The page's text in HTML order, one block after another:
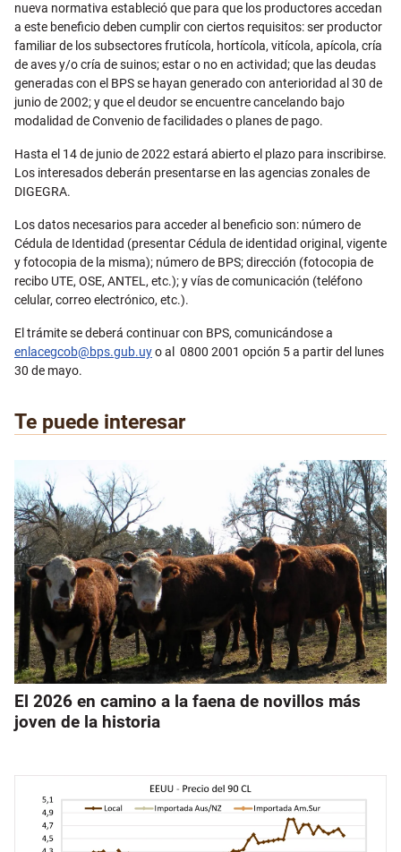
nueva normativa estableció que para que los productores accedan
a este beneficio deben cumplir con ciertos requisitos: ser productor
familiar de los subsectores frutícola, hortícola, vitícola, apícola, cría
de aves y/o cría de suinos; estar o no en actividad; que las deudas
generadas con el BPS se hayan generado con anterioridad al 30 de
junio de 2002; y que el deudor se encuentre cancelando bajo
modalidad de Convenio de facilidades o planes de pago.
Hasta el 14 de junio de 2022 estará abierto el plazo para inscribirse.
Los interesados deberán presentarse en las agencias zonales de
DIGEGRA.
Los datos necesarios para acceder al beneficio son: número de
Cédula de Identidad (presentar Cédula de identidad original, vigente
y fotocopia de la misma); número de BPS; dirección (fotocopia de
recibo UTE, OSE, ANTEL, etc.); y vías de comunicación (teléfono
celular, correo electrónico, etc.).
El trámite se deberá continuar con BPS, comunicándose a
enlacegcob@bps.gub.uyo al 0800 2001 opción 5 a partir del lunes
30 de mayo.
Te puede interesar
El 2026 en camino a la faena de novillos más
joven de la historia